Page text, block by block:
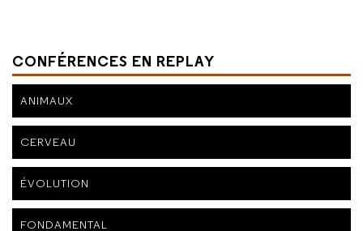
CONFÉRENCES EN REPLAY
ANIMAUX
CERVEAU
ÉVOLUTION
FONDAMENTAL